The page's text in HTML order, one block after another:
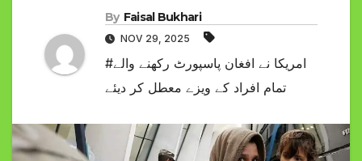
By Faisal Bukhari
NOV 29, 2025
#امریکا نے افغان پاسپورٹ رکھنے والے
تمام افراد کے ویزے معطل کر دیئے